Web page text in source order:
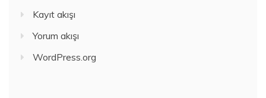
Kayıt akışı
Yorum akışı
WordPress.org